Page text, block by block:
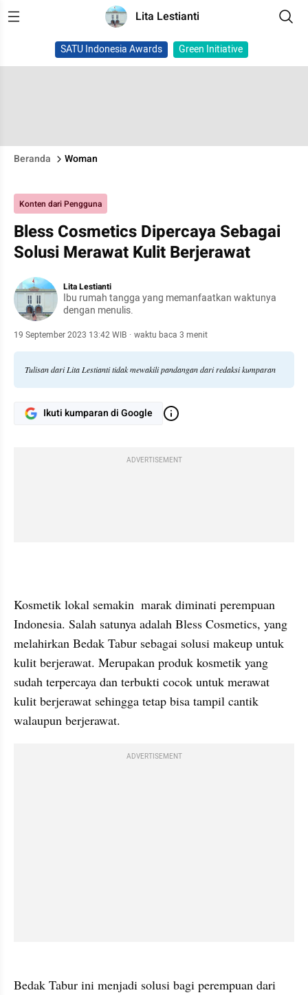
Lita Lestianti
SATU Indonesia Awards Green Initiative
Beranda Woman
Konten dari Pengguna
Bless Cosmetics Dipercaya Sebagai
Solusi Merawat Kulit Berjerawat
Lita Lestianti
Ibu rumah tangga yang memanfaatkan waktunya
dengan menulis.
19 September 2023 13:42 WIB · waktu baca 3 menit
Tulisan dari Lita Lestianti tidak mewakili pandangan dari redaksi kumparan
Ikuti kumparan di Google
ADVERTISEMENT
Kosmetik lokal semakin  marak diminati perempuan
Indonesia. Salah satunya adalah Bless Cosmetics, yang
melahirkan Bedak Tabur sebagai solusi makeup untuk
kulit berjerawat. Merupakan produk kosmetik yang
sudah terpercaya dan terbukti cocok untuk merawat
kulit berjerawat sehingga tetap bisa tampil cantik
walaupun berjerawat.
ADVERTISEMENT
Bedak Tabur ini menjadi solusi bagi perempuan dari